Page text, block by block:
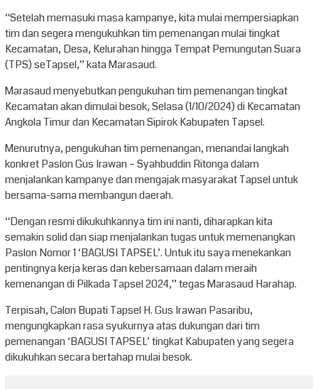
“Setelah memasuki masa kampanye, kita mulai mempersiapkan
tim dan segera mengukuhkan tim pemenangan mulai tingkat
Kecamatan, Desa, Kelurahan hingga Tempat Pemungutan Suara
(TPS) seTapsel,” kata Marasaud.
Marasaud menyebutkan pengukuhan tim pemenangan tingkat
Kecamatan akan dimulai besok, Selasa (1/10/2024) di Kecamatan
Angkola Timur dan Kecamatan Sipirok Kabupaten Tapsel.
Menurutnya, pengukuhan tim pemenangan, menandai langkah
konkret Paslon Gus Irawan – Syahbuddin Ritonga dalam
menjalankan kampanye dan mengajak masyarakat Tapsel untuk
bersama-sama membangun daerah.
“Dengan resmi dikukuhkannya tim ini nanti, diharapkan kita
semakin solid dan siap menjalankan tugas untuk memenangkan
Paslon Nomor 1 ‘BAGUSI TAPSEL’. Untuk itu saya menekankan
pentingnya kerja keras dan kebersamaan dalam meraih
kemenangan di Pilkada Tapsel 2024,” tegas Marasaud Harahap.
Terpisah, Calon Bupati Tapsel H. Gus Irawan Pasaribu,
mengungkapkan rasa syukurnya atas dukungan dari tim
pemenangan ‘BAGUSI TAPSEL’ tingkat Kabupaten yang segera
dikukuhkan secara bertahap mulai besok.